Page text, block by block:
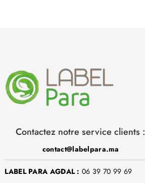
Contactez notre service clients :
contact@labelpara.ma
LABEL PARA AGDAL : 06 39 70 99 69